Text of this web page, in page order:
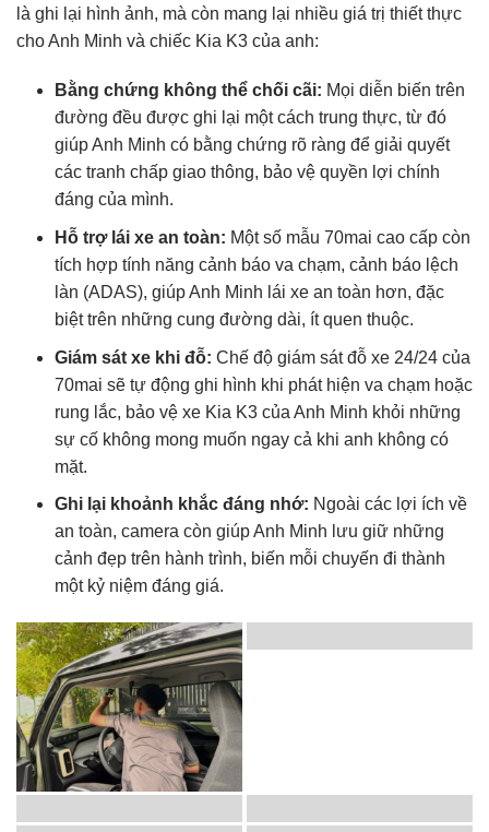
là ghi lại hình ảnh, mà còn mang lại nhiều giá trị thiết thực
cho Anh Minh và chiếc Kia K3 của anh:
Bằng chứng không thể chối cãi: Mọi diễn biến trên
đường đều được ghi lại một cách trung thực, từ đó
giúp Anh Minh có bằng chứng rõ ràng để giải quyết
các tranh chấp giao thông, bảo vệ quyền lợi chính
đáng của mình.
Hỗ trợ lái xe an toàn: Một số mẫu 70mai cao cấp còn
tích hợp tính năng cảnh báo va chạm, cảnh báo lệch
làn (ADAS), giúp Anh Minh lái xe an toàn hơn, đặc
biệt trên những cung đường dài, ít quen thuộc.
Giám sát xe khi đỗ: Chế độ giám sát đỗ xe 24/24 của
70mai sẽ tự động ghi hình khi phát hiện va chạm hoặc
rung lắc, bảo vệ xe Kia K3 của Anh Minh khỏi những
sự cố không mong muốn ngay cả khi anh không có
mặt.
Ghi lại khoảnh khắc đáng nhớ: Ngoài các lợi ích về
an toàn, camera còn giúp Anh Minh lưu giữ những
cảnh đẹp trên hành trình, biến mỗi chuyến đi thành
một kỷ niệm đáng giá.